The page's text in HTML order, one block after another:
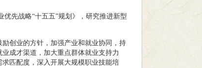
先战略“十五五”规划》，研究推进新型
创业的方针，加强产业和就业协同，持
成才渠道，加大重点群体就业支持力
匹配度，深入开展大规模职业技能培